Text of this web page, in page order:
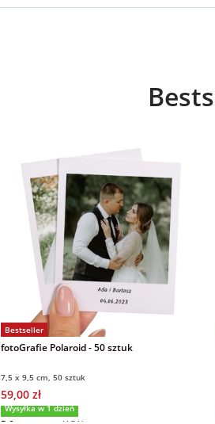
Bestseller
fotoGrafie Polaroid - 50 sztuk
7,5 x 9,5 cm, 50 sztuk
59,00 zł
Wysyłka w 1 dzień